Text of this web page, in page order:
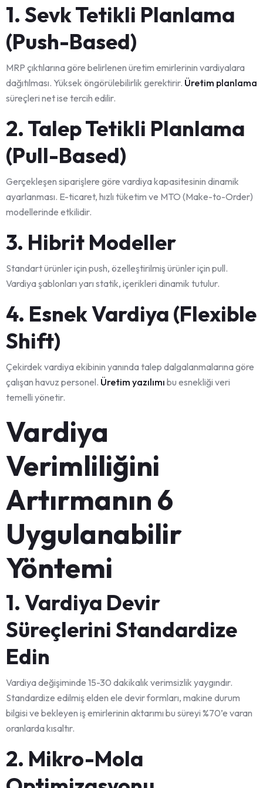
1. Sevk Tetikli Planlama
(Push-Based)
MRP çıktılarına göre belirlenen üretim emirlerinin vardiyalara
dağıtılması. Yüksek öngörülebilirlik gerektirir. Üretim planlama
süreçleri net ise tercih edilir.
2. Talep Tetikli Planlama
(Pull-Based)
Gerçekleşen siparişlere göre vardiya kapasitesinin dinamik
ayarlanması. E-ticaret, hızlı tüketim ve MTO (Make-to-Order)
modellerinde etkilidir.
3. Hibrit Modeller
Standart ürünler için push, özelleştirilmiş ürünler için pull.
Vardiya şablonları yarı statik, içerikleri dinamik tutulur.
4. Esnek Vardiya (Flexible
Shift)
Çekirdek vardiya ekibinin yanında talep dalgalanmalarına göre
çalışan havuz personel. Üretim yazılımı bu esnekliği veri
temelli yönetir.
Vardiya
Verimliliğini
Artırmanın 6
Uygulanabilir
Yöntemi
1. Vardiya Devir
Süreçlerini Standardize
Edin
Vardiya değişiminde 15-30 dakikalık verimsizlik yaygındır.
Standardize edilmiş elden ele devir formları, makine durum
bilgisi ve bekleyen iş emirlerinin aktarımı bu süreyi %70’e varan
oranlarda kısaltır.
2. Mikro-Mola